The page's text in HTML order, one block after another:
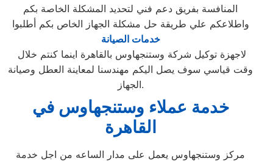
المنافسة بفريق دعم فني لتحديد المشكلة الخاصة بكم
واطلاعكم علي طريقة حل مشكلة الجهاز الخاص بكم أطلبوا
خدمات الصيانة
وقت قياسي سوف يصل اليكم مهندسنا لمعاينة العطل وصيانة
الجهاز.
خدمة عملاء وستنجهاوس في
القاهرة
مركز وستنجهاوس يعمل على مدار الساعه من اجل خدمة